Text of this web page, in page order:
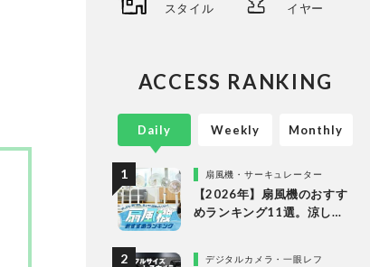
スタイル
イヤー
ACCESS RANKING
Daily
扇風機・サーキュレーター
【2026年】扇風機のおすす
めランキング11選。涼しい
デジタルカメラ・一眼レフ
Weekly Monthly